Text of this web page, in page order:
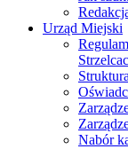
Urząd Miejski
Nabór